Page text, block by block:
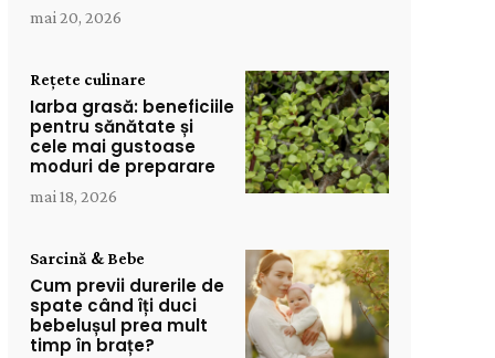
mai 20, 2026
Rețete culinare
Iarba grasă: beneficiile
pentru sănătate și
cele mai gustoase
moduri de preparare
mai 18, 2026
Sarcină & Bebe
Cum previi durerile de
spate când îți duci
bebelușul prea mult
timp în brațe?